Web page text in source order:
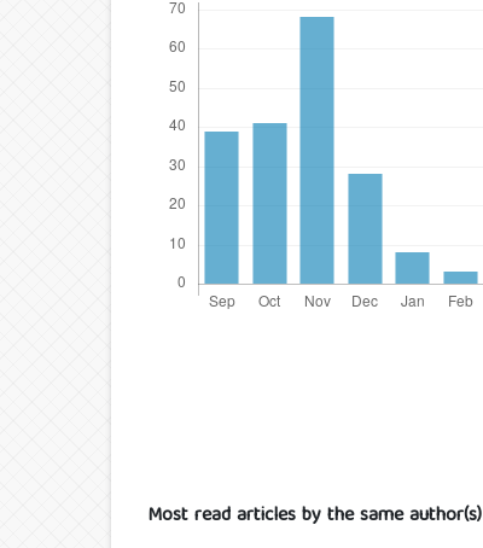
Most read articles by the same author(s)